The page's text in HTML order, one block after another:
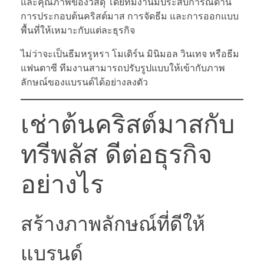
การประกอบต้นคริสต์มาส การจัดธีม และการออกแบบ
พื้นที่ให้เหมาะกับแต่ละธุรกิจ
ไม่ว่าจะเป็นธีมหรูหรา โมเดิร์น มินิมอล วินเทจ หรือธีม
แฟนตาซี ทีมงานสามารถปรับรูปแบบให้เข้ากับภาพ
ลักษณ์ของแบรนด์ได้อย่างลงตัว
เช่าต้นคริสต์มาสกับ
ทรีพลัส ดีต่อธุรกิจ
อย่างไร
สร้างภาพลักษณ์ที่ดีให้
แบรนด์